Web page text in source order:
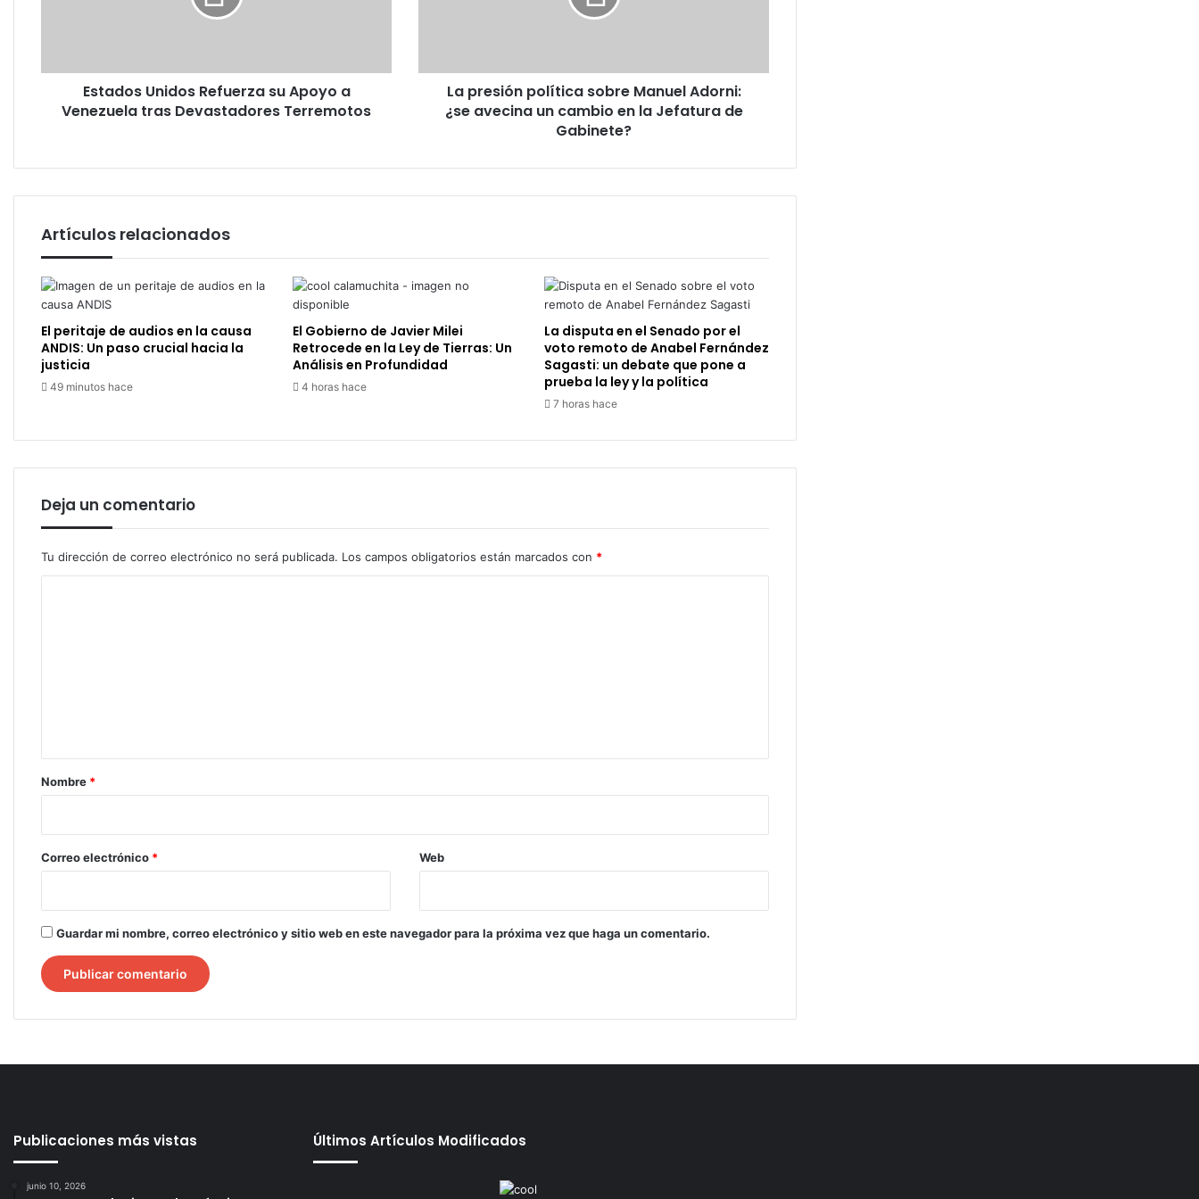
Devastadores
TerremotosEstados Unidos Refuerza su Apoyo a
Venezuela tras Devastadores Terremotos
un
cambioLa presión política sobre Manuel Adorni:
¿se avecina un cambio en la Jefatura de
Gabinete?
Artículos relacionados
El peritaje de audios en la causa
ANDIS: Un paso crucial hacia la
justicia
49 minutos hace
El Gobierno de Javier Milei
Retrocede en la Ley de Tierras: Un
Análisis en Profundidad
4 horas hace
La disputa en el Senado por el
voto remoto de Anabel Fernández
Sagasti: un debate que pone a
prueba la ley y la política
7 horas hace
Deja un comentario
Tu dirección de correo electrónico no será publicada. Los campos obligatorios están marcados con *
r
*
Nombre *
Correo electrónico * Web
Guardar mi nombre, correo electrónico y sitio web en este navegador para la próxima vez que haga un comentario.
Publicaciones más vistas
junio 10, 2026
Últimos Artículos Modificados